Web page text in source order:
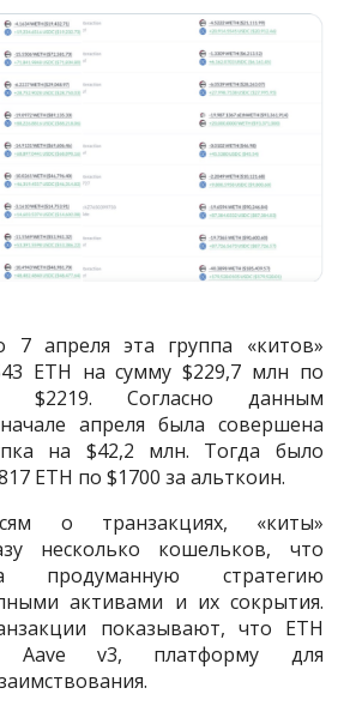
апреля эта группа «китов»
ETH на сумму $229,7 млн по
$2219. Согласно данным
апреля была совершена
на $42,2 млн. Тогда было
ETH по $1700 за альткоин.
о транзакциях, «киты»
несколько кошельков, что
продуманную стратегию
активами и их сокрытия.
показывают, что ETH
Aave v3, платформу для